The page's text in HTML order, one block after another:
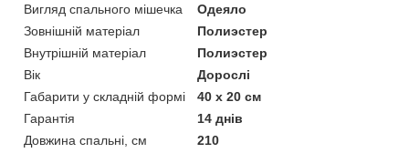
Вигляд спального мішечка
Одеяло
Зовнішній матеріал
Полиэстер
Внутрішній матеріал
Полиэстер
Вік
Дорослі
Габарити у складній формі
40 x 20 см
Гарантія
14 днів
Довжина спальні, см
210